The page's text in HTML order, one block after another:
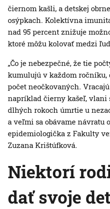
čiernom kašli, a detskej
osýpkach. Kolektívna
nad 95 percent znižuje
ktoré môžu kolovať medzi
„Čo je nebezpečné, že tie
kumulujú v každom ročníku,
počet neočkovaných.
napríklad čierny kašeľ, vlani
dlhých rokoch úmrtie u
a veľmi sa obávame návratu
epidemiologička z Fakulty
Zuzana Krištúfková.
Niektorí
dať svoje